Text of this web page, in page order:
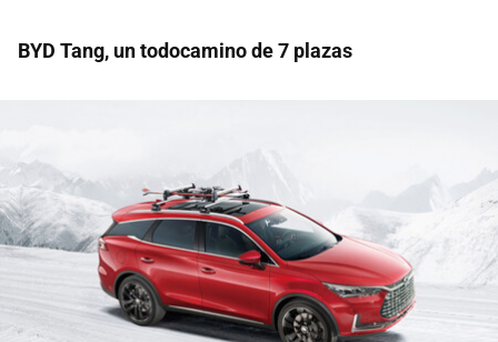
BYD Tang, un todocamino de 7 plazas